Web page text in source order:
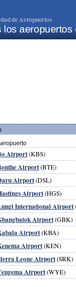
de Aeropuertos
los
Airport(KBS)
Airport(BTE)
Airport(DSL)
Airport(HGS)
International Airport
Airport(GBK)
Airport(KBA)
Airport(KEN)
Leone Airport(SRK)
Airport(WYE)